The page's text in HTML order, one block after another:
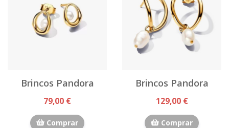
Brincos Pandora
79,00 €
Comprar
Brincos Pandora
129,00 €
Comprar